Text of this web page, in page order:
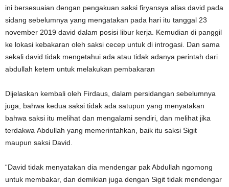
ini bersesuaian dengan pengakuan saksi firyansya alias david pada
sidang sebelumnya yang mengatakan pada hari itu tanggal 23
november 2019 david dalam posisi libur kerja. Kemudian di panggil
ke lokasi kebakaran oleh saksi cecep untuk di introgasi. Dan sama
sekali david tidak mengetahui ada atau tidak adanya perintah dari
abdullah ketem untuk melakukan pembakaran
Dijelaskan kembali oleh Firdaus, dalam persidangan sebelumnya
juga, bahwa kedua saksi tidak ada satupun yang menyatakan
bahwa saksi itu melihat dan mengalami sendiri, dan melihat jika
terdakwa Abdullah yang memerintahkan, baik itu saksi Sigit
maupun saksi David.
“David tidak menyatakan dia mendengar pak Abdullah ngomong
untuk membakar, dan demikian juga dengan Sigit tidak mendengar